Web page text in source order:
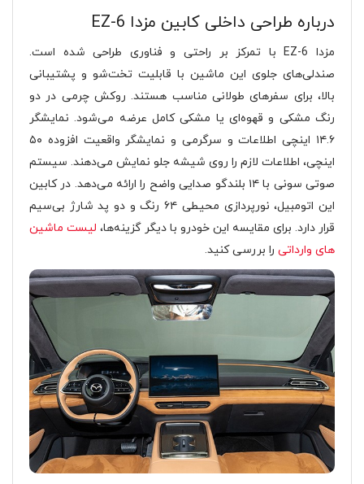
درباره طراحی داخلی کابین مزدا EZ-6
مزدا EZ-6 با تمرکز بر راحتی و فناوری طراحی شده است.
صندلی‌های جلوی این ماشین با قابلیت تخت‌شو و پشتیبانی
بالا، برای سفرهای طولانی مناسب هستند. روکش چرمی در دو
رنگ مشکی و قهوه‌ای یا مشکی کامل عرضه می‌شود. نمایشگر
۱۴.۶ اینچی اطلاعات و سرگرمی و نمایشگر واقعیت افزوده ۵۰
اینچی، اطلاعات لازم را روی شیشه جلو نمایش می‌دهند. سیستم
صوتی سونی با ۱۴ بلندگو صدایی واضح را ارائه می‌دهد. در کابین
این اتومبیل، نورپردازی محیطی ۶۴ رنگ و دو پد شارژ بی‌سیم
قرار دارد. برای مقایسه این خودرو با دیگر گزینه‌ها، لیست ماشین
های وارداتی را بررسی کنید.